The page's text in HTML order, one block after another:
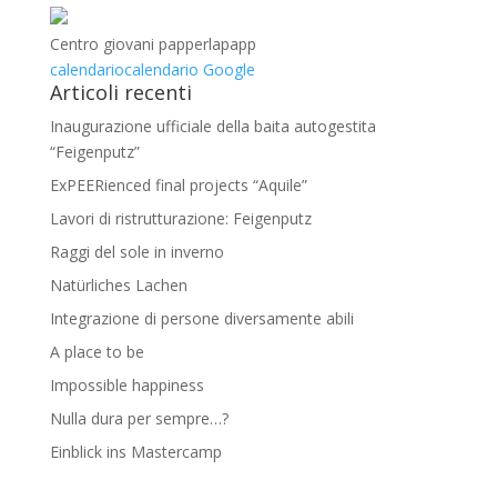
Centro giovani papperlapapp
calendariocalendario Google
Articoli recenti
Inaugurazione ufficiale della baita autogestita
“Feigenputz”
ExPEERienced final projects “Aquile”
Lavori di ristrutturazione: Feigenputz
Raggi del sole in inverno
Natürliches Lachen
Integrazione di persone diversamente abili
A place to be
Impossible happiness
Nulla dura per sempre…?
Einblick ins Mastercamp